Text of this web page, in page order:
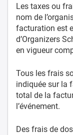
Les taxes ou
nom de
facturation est
d’Organizers
en vigueur
Tous les frais
indiquée sur la
total de la
l’événement.
Des frais de